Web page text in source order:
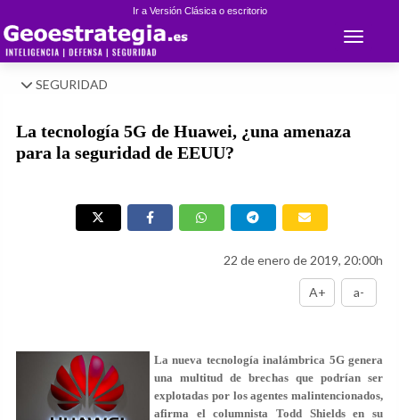
Ir a Versión Clásica o escritorio
Toggle
SEGURIDAD
La tecnología 5G de Huawei, ¿una amenaza
para la seguridad de EEUU?
22 de enero de 2019, 20:00h
A+ a-
La nueva tecnología inalámbrica 5G genera
una multitud de brechas que podrían ser
explotadas por los agentes malintencionados,
afirma el columnista Todd Shields en su